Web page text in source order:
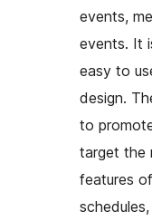
events,
events. It
easy to
design.
to
target the
features